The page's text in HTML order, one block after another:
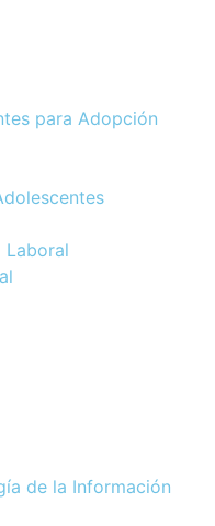
para Adopción
Laboral
de la Información